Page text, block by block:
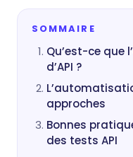
SOMMAIRE
Qu’est-ce
d’API ?
approches
Bonnes
des tests API